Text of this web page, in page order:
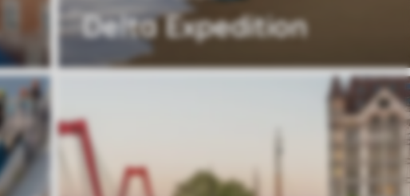
Delta Expedition